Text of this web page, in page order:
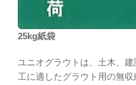
25kg紙袋
ユニオグラウトは、土木、
工に適したグラウト用の無